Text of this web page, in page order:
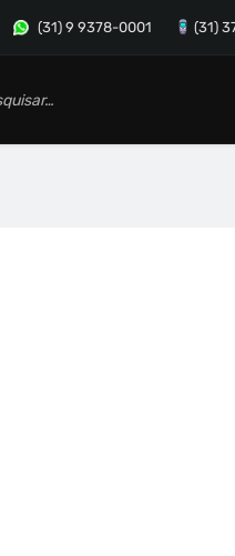
(31) 9 9378-0001 (31)